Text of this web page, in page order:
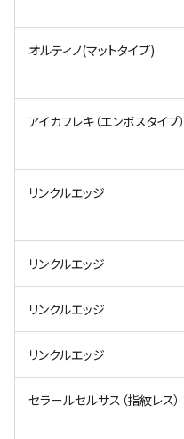
オルティノ(マットタイプ)
アイカフレキ（エンボスタイプ）
リンクルエッジ
リンクルエッジ
リンクルエッジ
リンクルエッジ
セラールセルサス（指紋レス）